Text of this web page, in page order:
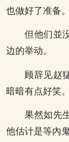
也做好了准备。
但他们並
边的举动。
顾辞见赵
暗暗有点好笑。
果然如先
他估计是等內